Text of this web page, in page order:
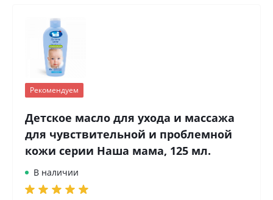
Рекомендуем
Детское масло для ухода и массажа
для чувствительной и проблемной
кожи серии Наша мама, 125 мл.
В наличии